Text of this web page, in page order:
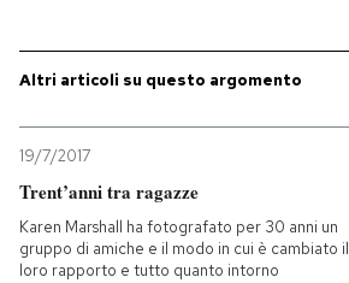
Altri articoli su questo argomento
19/7/2017
Trent’anni tra ragazze
Karen Marshall ha fotografato per 30 anni un
gruppo di amiche e il modo in cui è cambiato il
loro rapporto e tutto quanto intorno